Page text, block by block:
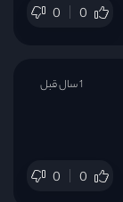
0 0
0 0
1 سال قبل